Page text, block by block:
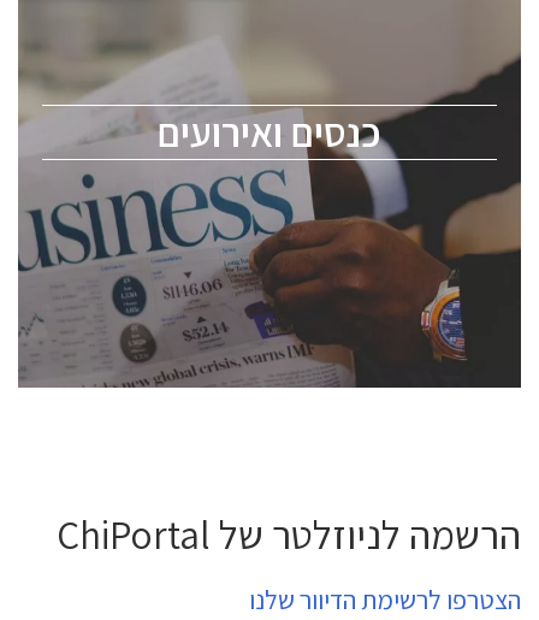
כנסים ואירועים
לכל העוסקים בתעשיית הסמיקונדקטור כולל מהנדסים,
ChipEx2026 will be held on May 12-13, 2026. The
conference is intended for everyone involved in the
semiconductor industry, including engineers,
professional experts, and senior executives.
לחץ לפרטים
הרשמה לניוזלטר של ChiPortal
הצטרפו לרשימת הדיוור שלנו